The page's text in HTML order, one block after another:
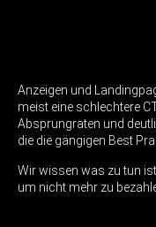
Anzeigen und
meist eine schlechtere
Absprungraten und
die die gängigen Best
Wir wissen was zu tun
um nicht mehr zu